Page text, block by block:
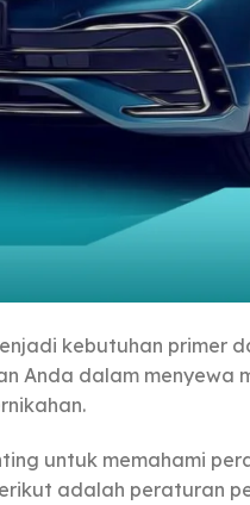
kebutuhan primer
Anda dalam menyewa
untuk memahami
adalah peraturan